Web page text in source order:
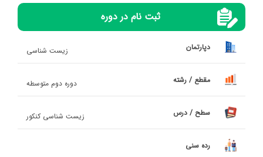
ثبت نام در دوره
دپارتمان زیست شناسی
مقطع / رشته دوره دوم متوسطه
سطح / درس زیست شناسی کنکور
رده سنی